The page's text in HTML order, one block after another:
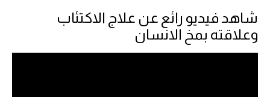
شاهد فيديو رائع عن علاج الاكتئاب
وعلاقته بمخ الانسان